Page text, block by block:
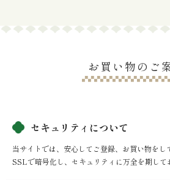
お買い物のご
セキュリティについて
当サイトでは、安心してご登録、お買い物をし
SSLで暗号化し、セキュリティに万全を期して